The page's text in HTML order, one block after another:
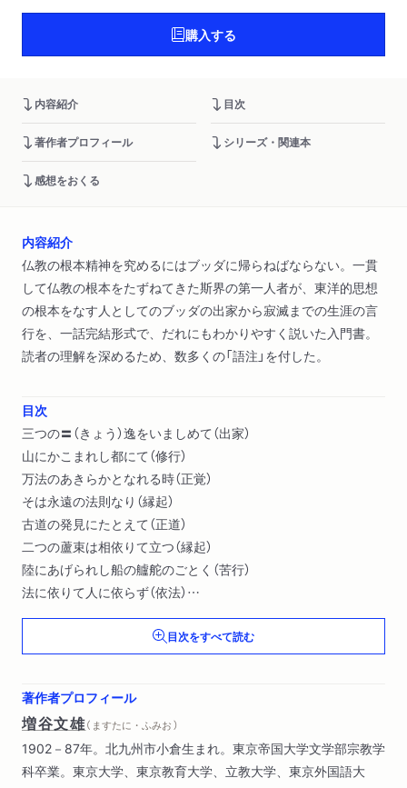
購入する
内容紹介 目次
著作者プロフィール シリーズ・関連本
感想をおくる
内容紹介
仏教の根本精神を究めるにはブッダに帰らねばならない。一貫
して仏教の根本をたずねてきた斯界の第一人者が、東洋的思想
の根本をなす人としてのブッダの出家から寂滅までの生涯の言
行を、一話完結形式で、だれにもわかりやすく説いた入門書。
読者の理解を深めるため、数多くの「語注」を付した。
目次
三つの〓（きょう）逸をいましめて（出家）
山にかこまれし都にて（修行）
万法のあきらかとなれる時（正覚）
そは永遠の法則なり（縁起）
古道の発見にたとえて（正道）
二つの蘆束は相依りて立つ（縁起）
陸にあげられし船の艫舵のごとく（苦行）
法に依りて人に依らず（依法）
いま甘露の門をひらく（説法）
最初の説法の対象をえらぶ（初転法輪）〔ほか〕
目次をすべて読む
著作者プロフィール
増谷文雄（ ますたに・ふみお ）
1902－87年。北九州市小倉生まれ。東京帝国大学文学部宗教学
科卒業。東京大学、東京教育大学、立教大学、東京外国語大